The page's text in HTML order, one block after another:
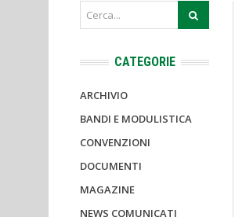
CATEGORIE
ARCHIVIO
BANDI E MODULISTICA
CONVENZIONI
DOCUMENTI
MAGAZINE
NEWS COMUNICATI